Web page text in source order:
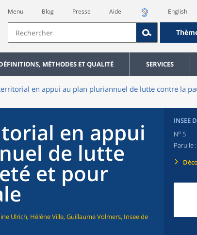
Menu Blog Presse Aide English
MÉTHODES ET QUALITÉ SERVICES
en appui au plan pluriannuel de lutte contre la
en appui
de lutte
et pour
Ulrich, Hélène Ville, Guillaume Volmers, Insee de
INSEE
No 5
Paru le